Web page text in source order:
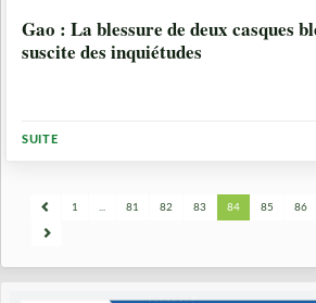
Gao : La blessure de deux casques
suscite des inquiétudes
SUITE
1 ... 81 82 83 84 85 86